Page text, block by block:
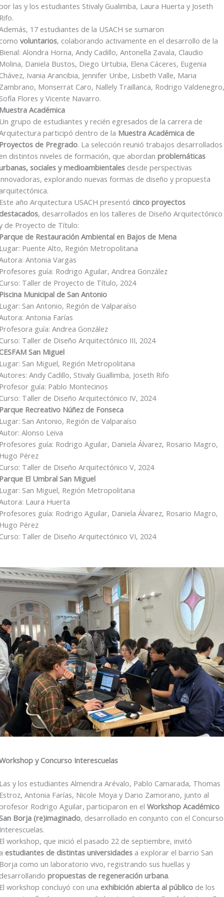
las y los estudiantes Stivaly Gualimba, Laura Huerta y Joseth
17 estudiantes de la USACH se sumaron
voluntarios, colaborando activamente en el desarrollo de la
Alondra Horna, Andy Cadillo, Antonella Zavala, Claudio
Daniela Bustos, Diego Urtubia, Elena Cáceres, Eugenia
Ivania Arancibia, Jennifer Uribe, Lisbeth Valle, Maria
Monserrat Caro, Nallely Traillanca, Rodrigo Valdenegro,
Flores y Vicente Navarro.
Académica
grupo de estudiantes y recién egresados de la carrera de
participó dentro de la Muestra Académica de
de Pregrado. La selección reunió trabajos desarrollados
distintos niveles de formación, que abordan problemáticas
sociales y medioambientalesdesde perspectivas
explorando nuevas formas de diseño y propuesta
año Arquitectura USACH presentó cinco proyectos
, desarrollados en los talleres de Diseño Arquitectónico
de Proyecto de Título:
de Restauración Ambiental en Bajos de Mena
Puente Alto, Región Metropolitana
Antonia Vargas
guía: Rodrigo Aguilar, Andrea González
Taller de Proyecto de Título, 2024
Municipal de San Antonio
San Antonio, Región de Valparaíso
Antonia Farías
guía: Andrea González
Taller de Diseño Arquitectónico III, 2024
San Miguel
San Miguel, Región Metropolitana
Andy Cadillo, Stivaly Guallimba, Joseth Rifo
guía: Pablo Montecinos
Taller de Diseño Arquitectónico IV, 2024
Recreativo Núñez de Fonseca
San Antonio, Región de Valparaíso
Alonso Leiva
guía: Rodrigo Aguilar, Daniela Álvarez, Rosario Magro,
Pérez
Taller de Diseño Arquitectónico V, 2024
El Umbral San Miguel
San Miguel, Región Metropolitana
Laura Huerta
guía: Rodrigo Aguilar, Daniela Álvarez, Rosario Magro,
Pérez
Taller de Diseño Arquitectónico VI, 2024
y Concurso Interescuelas
y los estudiantes Almendra Arévalo, Pablo Camarada, Thomas
Antonia Farías, Nicole Moya y Dario Zamorano, junto al
Rodrigo Aguilar, participaron en el Workshop Académico
Borja (re)imaginado, desarrollado en conjunto con el Concurso
workshop, que inició el pasado 22 de septiembre, invitó
estudiantes de distintas universidadesa explorar el barrio San
como un laboratorio vivo, registrando sus huellas y
propuestas de regeneración urbana.
workshop concluyó con una exhibición abierta al públicode los